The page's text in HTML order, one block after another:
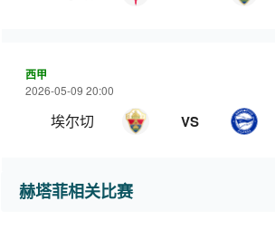
西甲
2026-05-09 20:00
埃尔切 VS
赫塔菲相关比赛